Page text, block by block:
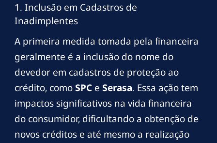
1. Inclusão em Cadastros de
Inadimplentes
A primeira medida tomada pela financeira
geralmente é a inclusão do nome do
devedor em cadastros de proteção ao
crédito, comoSPC e Serasa. Essa ação tem
impactos significativos na vida financeira
do consumidor, dificultando a obtenção de
novos créditos e até mesmo a realização